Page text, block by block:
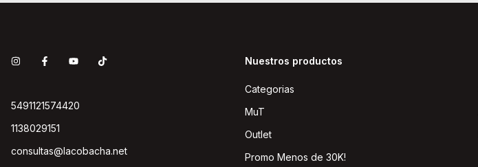
5491121574420
1138029151
consultas@lacobacha.net
Nuestros productos
Categorias
MuT
Outlet
Promo Menos de 30K!